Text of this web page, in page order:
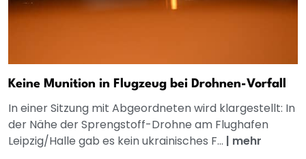
Keine Munition in Flugzeug bei Drohnen-Vorfall
In einer Sitzung mit Abgeordneten wird klargestellt: In
der Nähe der Sprengstoff-Drohne am Flughafen
Leipzig/Halle gab es kein ukrainisches F... | mehr